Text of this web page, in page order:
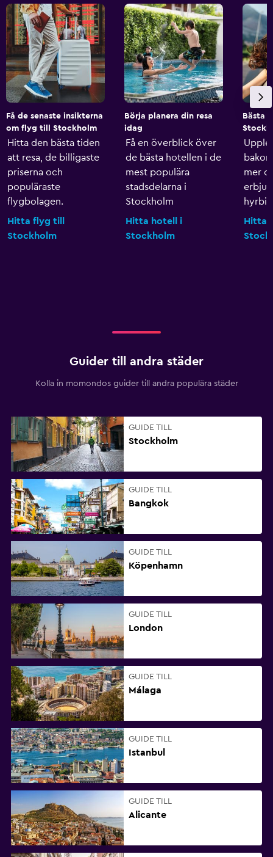
Få de senaste insikterna
om flyg till Stockholm
Hitta den bästa tiden
att resa, de billigaste
priserna och
populäraste
flygbolagen.
Hitta flyg till
Stockholm
Börja planera din resa
idag
Få en överblick över
de bästa hotellen i de
mest populära
stadsdelarna i
Stockholm
Hitta hotell i
Stockholm
Bästa
mer
Hitta
Guider till andra städer
Kolla in momondos guider till andra populära städer
GUIDE TILL
Stockholm
GUIDE TILL
Bangkok
GUIDE TILL
Köpenhamn
GUIDE TILL
London
GUIDE TILL
Málaga
GUIDE TILL
Istanbul
GUIDE TILL
Alicante